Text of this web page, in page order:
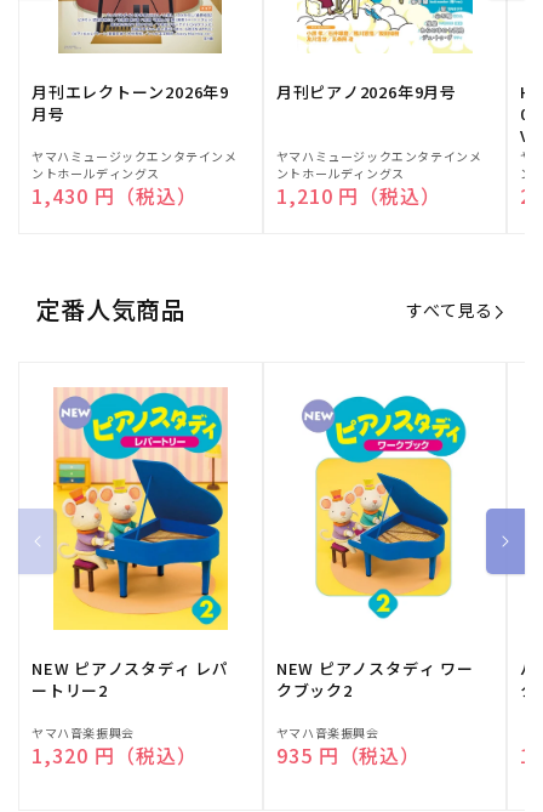
月刊エレクトーン2026年9
月号
販
売
元:
ヤマハミュージックエンタテインメ
ントホールディングス
通常価格
1,430 円（税込）
月刊ピアノ2026年9月号
販
売
元:
ヤマハミュージックエンタテインメ
ントホールディングス
通常価格
1,210 円（税込）
販
売
元:
ヤ
ン
定番人気商品 すべて見る
NEW ピアノスタディ レパ
ートリー2
販
売
ヤマハ音楽振興会
通常価格
1,320 円（税込）
NEW ピアノスタディ ワー
クブック2
販
売
ヤマハ音楽振興会
通常価格
935 円（税込）
バ
ク
売